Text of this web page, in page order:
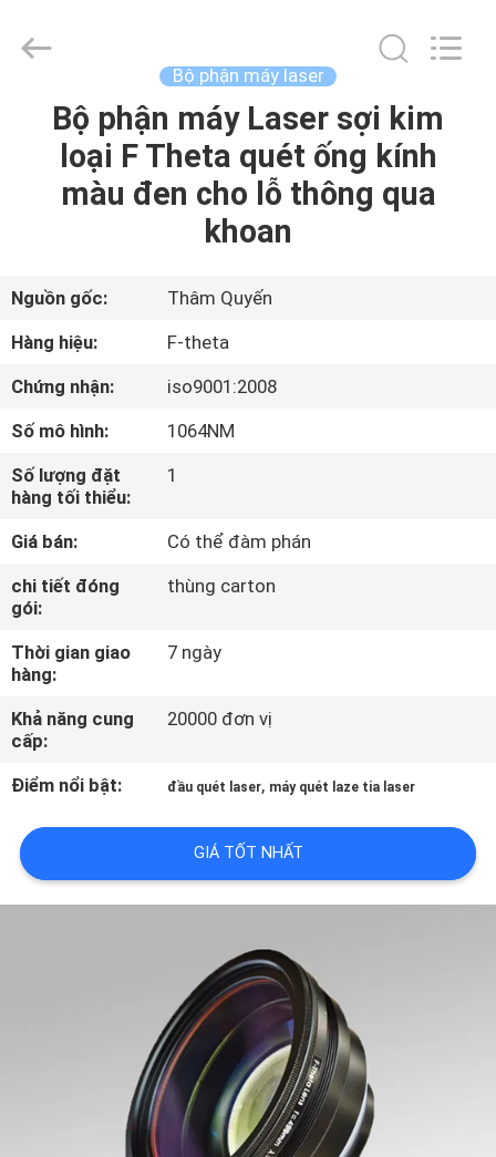
NHÀ
CHƯƠNG
TRÌNH
VỀ
CHÚNG
TÔI
THAM
QUAN
NHÀ
MÁY
SOÁT
CHẤT
2026
Riselaser
Bộ phận máy laser
Bộ phận máy Laser sợi kim
loại F Theta quét ống kính
màu đen cho lỗ thông qua
khoan
Nguồn gốc:
Thâm Quyến
Hàng hiệu:
F-theta
Chứng nhận:
iso9001:2008
Số mô hình:
1064NM
Số lượng đặt
hàng tối thiểu:
1
Giá bán:
Có thể đàm phán
chi tiết đóng
gói:
thùng carton
Thời gian giao
hàng:
7 ngày
Khả năng cung
cấp:
20000 đơn vị
Điểm nổi bật: đầu quét laser, máy quét laze tia laser
GIÁ TỐT NHẤT